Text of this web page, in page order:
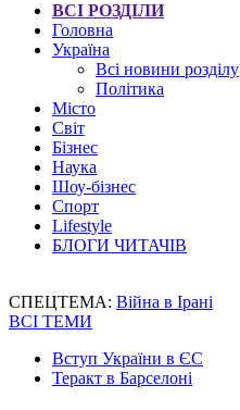
ВСІ РОЗДІЛИ
Головна
Україна
Всі новини розділу
Політика
Місто
Світ
Бізнес
Наука
Шоу-бізнес
Спорт
Lifestyle
БЛОГИ ЧИТАЧІВ
СПЕЦТЕМА: Війна в Ірані
ВСІ ТЕМИ
Вступ України в ЄС
Теракт в Барселоні